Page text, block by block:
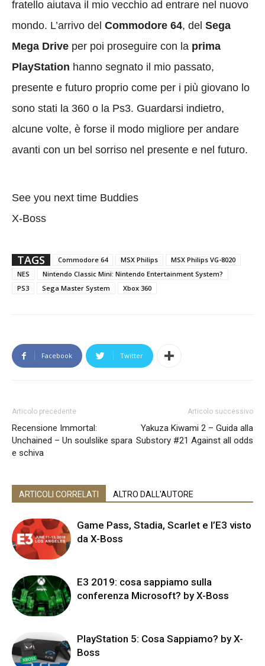
fratello aiutava il mio vecchio ad entrare nel nuovo
mondo. L’arrivo del Commodore 64, del Sega
Mega Drive per poi proseguire con la prima
PlayStation hanno segnato il mio passato,
presente e futuro proprio come per i più giovano lo
sono stati la 360 o la Ps3. Guardarsi indietro,
alcune volte, è forse il modo migliore per andare
avanti con un bel sorriso nel presente e nel futuro.
See you next time Buddies
X-Boss
TAGS Commodore 64 MSX Philips
MSX Philips VG-8020
NES
Nintendo Classic Mini: Nintendo Entertainment System?
PS3
Sega Master System Xbox 360
Facebook Twitter
Articolo precedente
Recensione Immortal:
Unchained – Un soulslike spara
e schiva
Articolo successivo
Yakuza Kiwami 2 – Guida alla
Substory #21 Against all odds
ARTICOLI CORRELATI ALTRO DALL'AUTORE
Game Pass, Stadia, Scarlet e l’E3 visto
da X-Boss
E3 2019: cosa sappiamo sulla
conferenza Microsoft? by X-Boss
PlayStation 5: Cosa Sappiamo? by X-
Boss